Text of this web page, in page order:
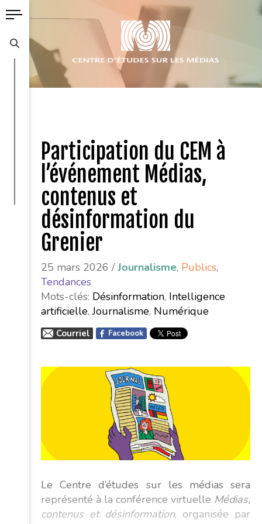
Participation du CEM à
l’événement Médias,
contenus et
désinformation du
Grenier
25 mars 2026 /Journalisme, Publics,
Tendances
Mots-clés: Désinformation, Intelligence
artificielle,Journalisme, Numérique
Courriel Facebook
Le Centre d’études sur les médias sera
représenté à la conférence virtuelle Médias,
contenus et désinformation, organisée par